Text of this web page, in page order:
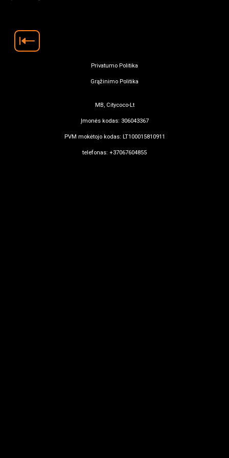
Privatumo Politika
Grąžinimo Politika
MB, Citycoco-Lt
Įmonės kodas: 306043367
PVM mokėtojo kodas: LT100015810911
telefonas: +37067604855